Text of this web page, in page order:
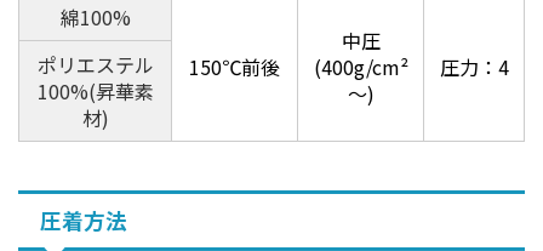
綿100%
150℃前後
中圧
(400g/cm²
～)
圧力：4
ポリエステル
100%(昇華素
材)
圧着方法